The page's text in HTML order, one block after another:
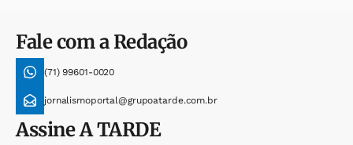
Fale com a Redação
(71) 99601-0020
jornalismoportal@grupoatarde.com.br
AssineA TARDE